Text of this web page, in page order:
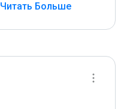
Читать Больше